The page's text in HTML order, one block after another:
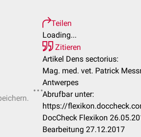
Teilen
Loading...
Zitieren
Artikel Dens sectorius:
Mag. med. vet. Patrick
Antwerpes
Abrufbar unter:
https://
DocCheck Flexikon
Bearbeitung 27.12.2017